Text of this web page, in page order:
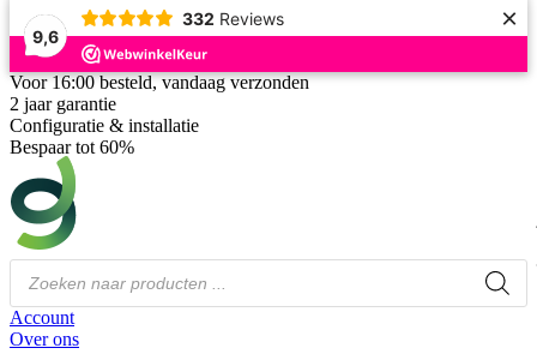
9,6
332 Reviews ×
Voor 16:00 besteld, vandaag verzonden
2 jaar garantie
Configuratie & installatie
Bespaar tot 60%
Producten
zoeken
Account
Over ons